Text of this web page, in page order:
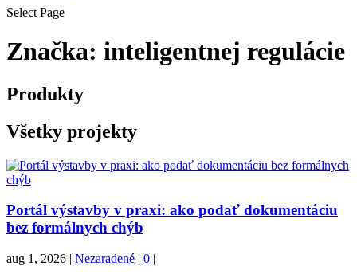
Select Page
Značka: inteligentnej regulácie
Produkty
Všetky projekty
Portál výstavby v praxi: ako podať dokumentáciu
bez formálnych chýb
aug 1, 2026 | Nezaradené | 0 |